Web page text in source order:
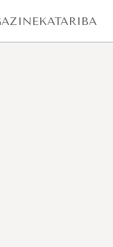
KATARIBA